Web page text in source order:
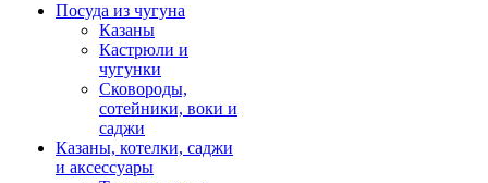
Посуда из чугуна
Казаны
Кастрюли и
чугунки
Сковороды,
сотейники, воки и
саджи
Казаны, котелки, саджи
и аксессуары